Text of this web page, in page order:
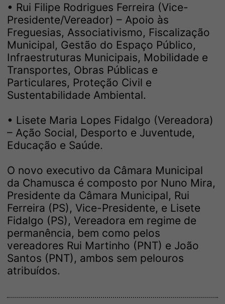
• Rui Filipe Rodrigues Ferreira (Vice-
Presidente/Vereador) – Apoio às
Freguesias, Associativismo, Fiscalização
Municipal, Gestão do Espaço Público,
Infraestruturas Municipais, Mobilidade e
Transportes, Obras Públicas e
Particulares, Proteção Civil e
Sustentabilidade Ambiental.
• Lisete Maria Lopes Fidalgo (Vereadora)
– Ação Social, Desporto e Juventude,
Educação e Saúde.
O novo executivo da Câmara Municipal
da Chamusca é composto por Nuno Mira,
Presidente da Câmara Municipal, Rui
Ferreira (PS), Vice-Presidente, e Lisete
Fidalgo (PS), Vereadora em regime de
permanência, bem como pelos
vereadores Rui Martinho (PNT) e João
Santos (PNT), ambos sem pelouros
atribuídos.